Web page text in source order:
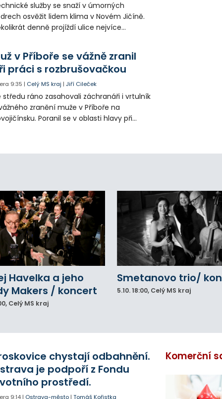
služby se snaží v úmorných
osvěžit lidem klima v Novém Jičíně.
denně projíždí ulice nejvíce
zálivky květinových záhonů.
v Příboře se vážně zranil
práci s rozbrušovačkou
9:35 | Celý MS kraj |Jiří Cileček
středu ráno zasahovali záchranáři i vrtulník
zranění muže v Příboře na
Poranil se v oblasti hlavy při
Havelka a jeho
Makers / koncert
, Celý MS kraj
Smetanovo trio/
5.10.18:00, Celý MS kraj
chystají odbahnění.
je podpoří z Fondu
prostředí.
9:14 | Ostrava-město |Tomáš Kořistka
Komerční